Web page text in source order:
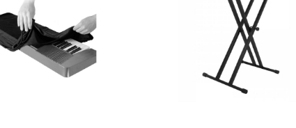
No hay características para